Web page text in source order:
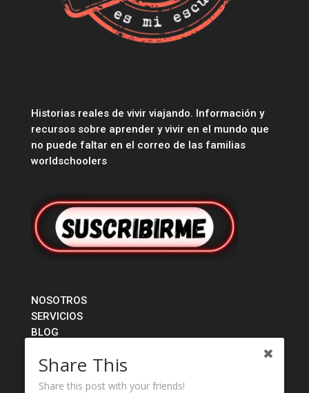
Historias reales de vivir viajando. Información y
recursos sobre aprender y vivir en el mundo que
no puede faltar en el correo de las familias
worldschoolers
NOSOTROS
SERVICIOS
BLOG
CONTACTO
Share This
Share this post with your friends!